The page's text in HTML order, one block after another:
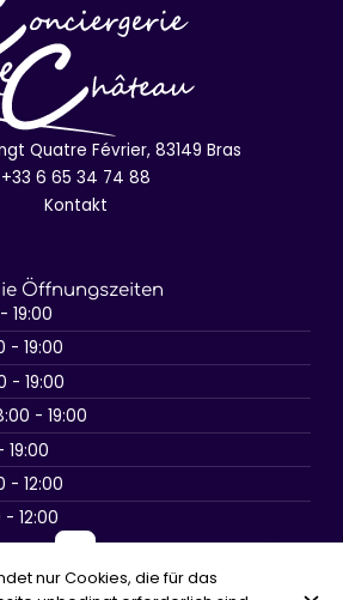
Quatre Février, 83149 Bras
+33 6 65 34 74 88
Kontakt
Öffnungszeiten
19:00
- 19:00
- 19:00
- 19:00
- 12:00
12:00
nur Cookies, die für das